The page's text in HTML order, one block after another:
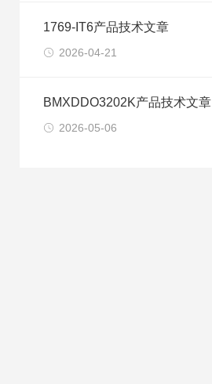
1769-IT6产品技术文章
2026-04-21
BMXDDO3202K产品技术文章
2026-05-06